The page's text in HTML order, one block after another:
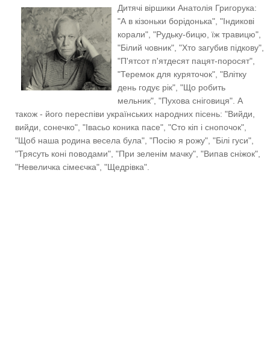
Дитячі віршики Анатолія Григорука:
"А в кізоньки борідонька", "Індикові
корали", "Рудьку-бицю, їж травицю",
"Білий човник", "Хто загубив підкову",
"П'ятсот п'ятдесят пацят-поросят",
"Теремок для куряточок", "Влітку
день годує рік", "Що робить
мельник", "Пухова сніговиця". А
також - його переспіви українських народних пісень: "Вийди,
вийди, сонечко", "Івасьо коника пасе", "Сто кіп і снопочок",
"Щоб наша родина весела була", "Посію я рожу", "Білі гуси",
"Трясуть коні поводами", "При зеленім мачку", "Випав сніжок",
"Невеличка сімеєчка", "Щедрівка".